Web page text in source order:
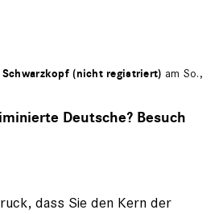
Schwarzkopf (nicht registriert) am So.,
Deutsche? Besuch
dass Sie den Kern der